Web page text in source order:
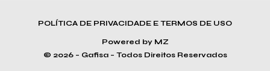
© 2026 – Gafisa – Todos Direitos Reservados
Powered by MZ
POLÍTICA DE PRIVACIDADE E TERMOS DE USO